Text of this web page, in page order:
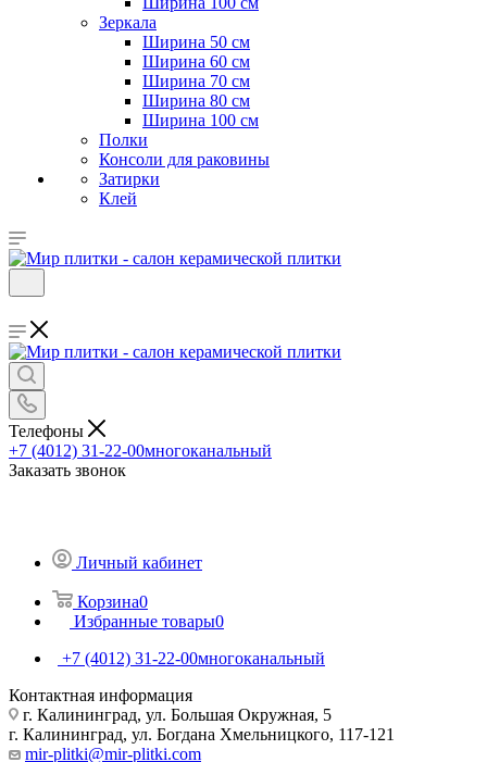
Зеркала
Ширина 50 см
Ширина 60 см
Ширина 70 см
Ширина 80 см
Ширина 100 см
Полки
Консоли для раковины
Затирки
Клей
Телефоны
+7 (4012) 31-22-00многоканальный
Заказать звонок
Личный кабинет
Корзина0
Избранные товары0
+7 (4012) 31-22-00многоканальный
Контактная информация
г. Калининград, ул. Большая Окружная, 5
г. Калининград, ул. Богдана Хмельницкого, 117-121
mir-plitki@mir-plitki.com